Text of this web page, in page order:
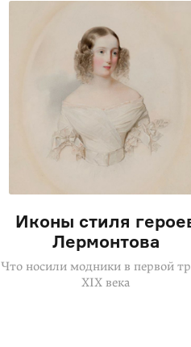
Иконы стиля
Лермонтова
Что носили модники в первой
XIX века